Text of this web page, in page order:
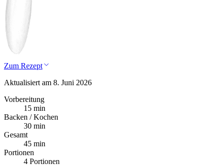
Zum Rezept
Aktualisiert am 8. Juni 2026
Vorbereitung
15 min
Backen / Kochen
30 min
Gesamt
45 min
Portionen
4 Portionen